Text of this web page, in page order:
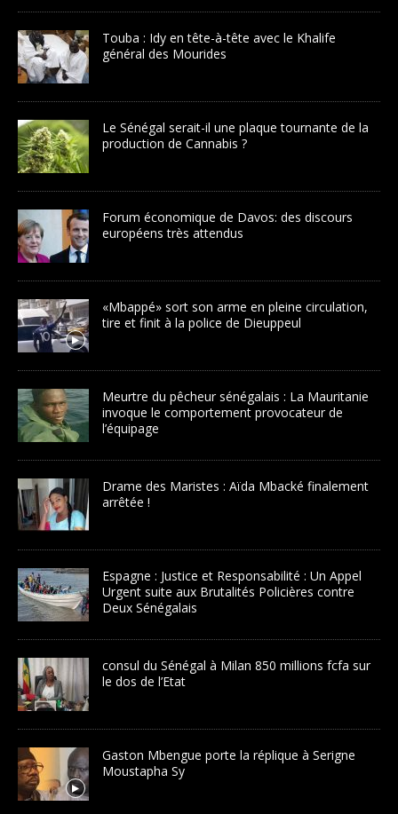
Touba : Idy en tête-à-tête avec le Khalife
général des Mourides
Le Sénégal serait-il une plaque tournante de la
production de Cannabis ?
Forum économique de Davos: des discours
européens très attendus
«Mbappé» sort son arme en pleine circulation,
tire et finit à la police de Dieuppeul
Meurtre du pêcheur sénégalais : La Mauritanie
invoque le comportement provocateur de
l’équipage
Drame des Maristes : Aïda Mbacké finalement
arrêtée !
Espagne : Justice et Responsabilité : Un Appel
Urgent suite aux Brutalités Policières contre
Deux Sénégalais
consul du Sénégal à Milan 850 millions fcfa sur
le dos de l’Etat
Gaston Mbengue porte la réplique à Serigne
Moustapha Sy